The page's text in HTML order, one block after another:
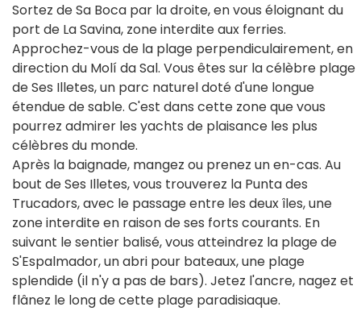
Sortez de Sa Boca par la droite, en vous éloignant du
port de La Savina, zone interdite aux ferries.
Approchez-vous de la plage perpendiculairement, en
direction du Molí da Sal. Vous êtes sur la célèbre plage
de Ses Illetes, un parc naturel doté d'une longue
étendue de sable. C'est dans cette zone que vous
pourrez admirer les yachts de plaisance les plus
célèbres du monde.
Après la baignade, mangez ou prenez un en-cas. Au
bout de Ses Illetes, vous trouverez la Punta des
Trucadors, avec le passage entre les deux îles, une
zone interdite en raison de ses forts courants. En
suivant le sentier balisé, vous atteindrez la plage de
S'Espalmador, un abri pour bateaux, une plage
splendide (il n'y a pas de bars). Jetez l'ancre, nagez et
flânez le long de cette plage paradisiaque.